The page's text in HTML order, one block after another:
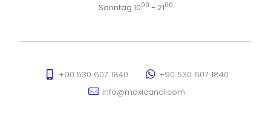
Sonntag 1000 - 2100
+90 530 607 1840
+90 530 607 1840
info@maxicanal.com